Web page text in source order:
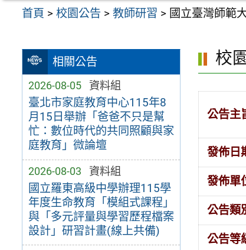
首頁 >校園公告 >教師研習 > 國立臺灣師範
相關公告
2026-08-05 資料組
臺北市家庭教育中心115年8
月15日舉辦「爸爸不只是幫
忙：數位時代的共同照顧與家
庭教育」微論壇
2026-08-03 資料組
國立羅東高級中學辦理115學
年度生命教育「模組式課程」
與「多元評量與學習歷程檔案
設計」研習計畫(線上共備)
校
公告主
發佈日
發佈單
公告類
公告等